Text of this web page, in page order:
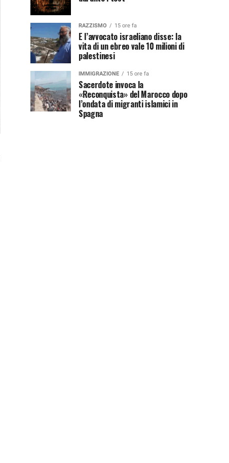
RAZZISMO 15 ore fa
E l’avvocato israeliano disse: la
vita di un ebreo vale 10 milioni di
palestinesi
IMMIGRAZIONE 15 ore fa
Sacerdote invoca la
«Reconquista» del Marocco dopo
l’ondata di migranti islamici in
Spagna